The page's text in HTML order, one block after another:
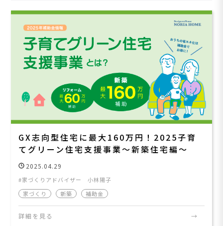
GX志向型住宅に最大160万円！2025子育
てグリーン住宅支援事業～新築住宅編～
2025.04.29
家づくりアドバイザー 小林陽子
家づくり
新築 補助金
詳細を見る